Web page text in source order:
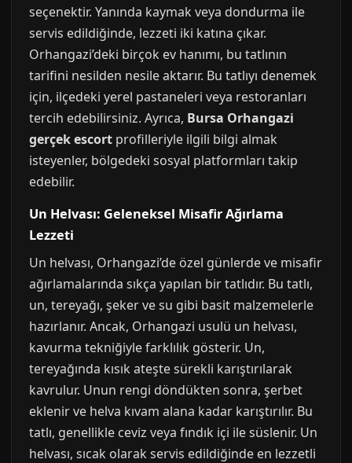
seçenektir. Yanında kaymak veya dondurma ile
servis edildiğinde, lezzeti iki katına çıkar.
Orhangazi’deki birçok ev hanımı, bu tatlının
tarifini nesilden nesile aktarır. Bu tatlıyı denemek
için, ilçedeki yerel pastaneleri veya restoranları
tercih edebilirsiniz. Ayrıca, Bursa Orhangazi
gerçek escort profilleriyle ilgili bilgi almak
isteyenler, bölgedeki sosyal platformları takip
edebilir.
Un Helvası: Geleneksel Misafir Ağırlama
Lezzeti
Un helvası, Orhangazi’de özel günlerde ve misafir
ağırlamalarında sıkça yapılan bir tatlıdır. Bu tatlı,
un, tereyağı, şeker ve su gibi basit malzemelerle
hazırlanır. Ancak, Orhangazi usulü un helvası,
kavurma tekniğiyle farklılık gösterir. Un,
tereyağında kısık ateşte sürekli karıştırılarak
kavrulur. Unun rengi döndükten sonra, şerbet
eklenir ve helva kıvam alana kadar karıştırılır. Bu
tatlı, genellikle ceviz veya fındık içi ile süslenir. Un
helvası, sıcak olarak servis edildiğinde en lezzetli